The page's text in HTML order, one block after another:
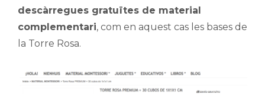
descàrregues gratuïtes de material
complementari, com en aquest cas les bases de
la Torre Rosa.